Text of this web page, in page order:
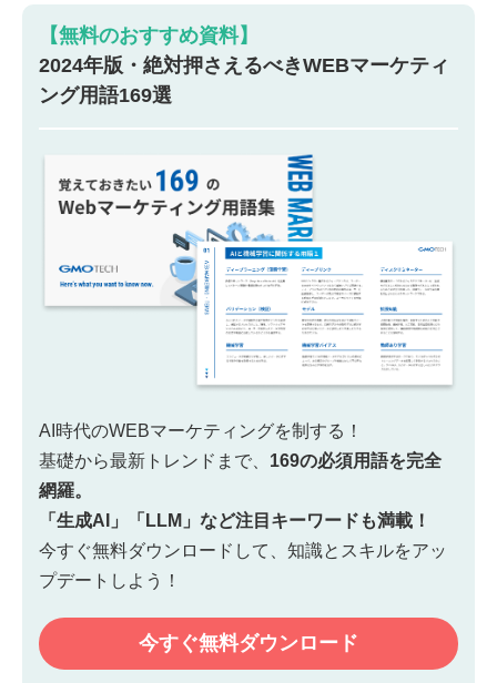
【無料のおすすめ資料】
2024年版・絶対押さえるべきWEBマーケティ
ング用語169選
AI時代のWEBマーケティングを制する！
基礎から最新トレンドまで、 169の必須用語を完全
網羅。
「生成AI」「LLM」など注目キーワードも満載！
今すぐ無料ダウンロードして、知識とスキルをアッ
プデートしよう！
今すぐ無料ダウンロード